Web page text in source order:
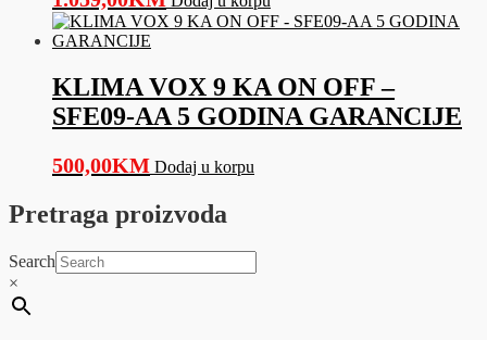
KLIMA VOX 9 KA ON OFF –
SFE09-AA 5 GODINA GARANCIJE
500,00KM Dodaj u korpu
Pretraga proizvoda
Search
×